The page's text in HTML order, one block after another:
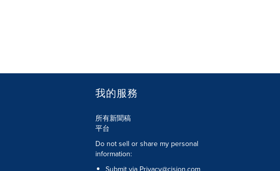
this
update
each
我的服務
所有新聞稿
平台
Do not sell or share my personal
information:
Submit via Privacy@cision.com